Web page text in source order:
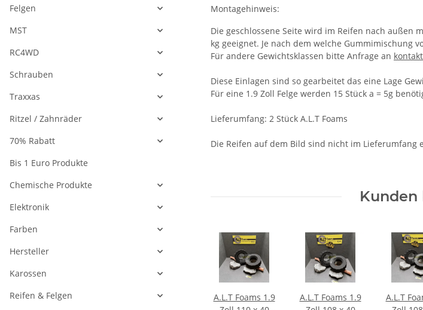
Montagehinweis:
Die geschlossene Seite wird im Reifen nach außen
kg geeignet. Je nach dem welche Gummimischung
Für andere Gewichtsklassen bitte Anfrage an
Diese Einlagen sind so gearbeitet das eine Lage
Für eine 1.9 Zoll Felge werden 15 Stück a = 5g
Lieferumfang: 2 Stück A.L.T Foams
Die Reifen auf dem Bild sind nicht im Lieferumfang
Pro-Line Hyrax
LOUISE CR-
A.L.T Foams 1.9
A.L.T Foams 1.9
A.L.T
Felgen
MST
RC4WD
Schrauben
Traxxas
Ritzel / Zahnräder
70% Rabatt
Bis 1 Euro Produkte
Chemische Produkte
Elektronik
Farben
Hersteller
Karossen
Reifen & Felgen